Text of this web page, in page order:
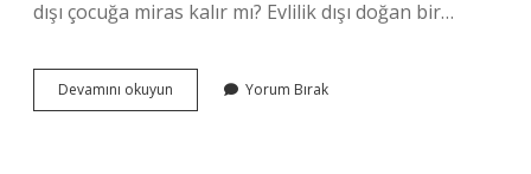
dışı çocuğa miras kalır mı? Evlilik dışı doğan bir…
Devamını okuyun Nikahsız
Eşe
Yorum Bırak